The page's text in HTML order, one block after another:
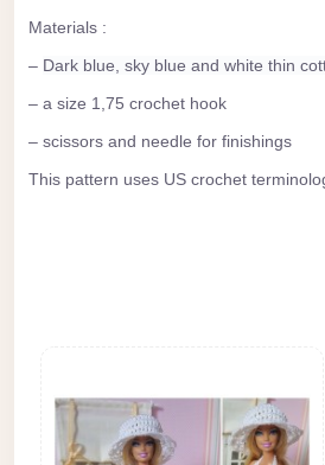
Materials :
– Dark blue, sky blue and white thin
– a size 1,75 crochet hook
– scissors and needle for finishings
This pattern uses US crochet